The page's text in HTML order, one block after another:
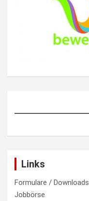
Links
Formulare / Downloads
Jobbörse